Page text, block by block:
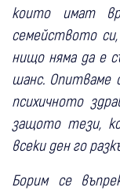
които имат
семейството
нищо няма да е
шанс. Опитваме
психичното
защото тези,
всеки ден го
Борим се